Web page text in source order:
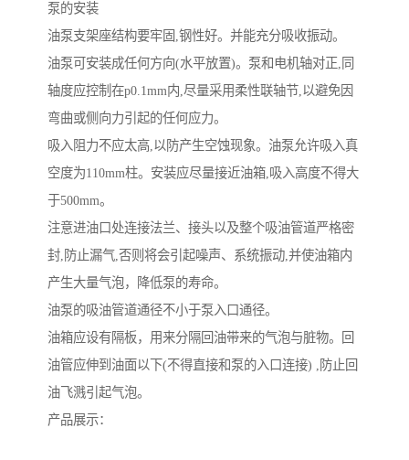
泵的安装
油泵支架座结构要牢固,钢性好。并能充分吸收振动。
油泵可安装成任何方向(水平放置)。泵和电机轴对正,同
轴度应控制在p0.1mm内,尽量采用柔性联轴节,以避免因
弯曲或侧向力引起的任何应力。
吸入阻力不应太高,以防产生空蚀现象。油泵允许吸入真
空度为110mm柱。安装应尽量接近油箱,吸入高度不得大
于500mm。
注意进油口处连接法兰、接头以及整个吸油管道严格密
封,防止漏气,否则将会引起噪声、系统振动,并使油箱内
产生大量气泡，降低泵的寿命。
油泵的吸油管道通径不小于泵入口通径。
油箱应设有隔板，用来分隔回油带来的气泡与脏物。回
油管应伸到油面以下(不得直接和泵的入口连接) ,防止回
油飞溅引起气泡。
产品展示：